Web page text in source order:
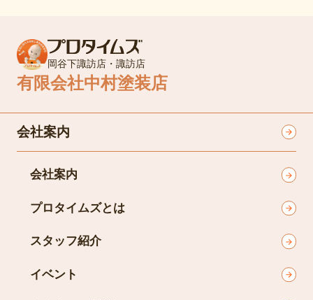
岡谷下諏訪店・諏訪店
有限会社中村塗装店
会社案内
会社案内
プロタイムズとは
スタッフ紹介
イベント